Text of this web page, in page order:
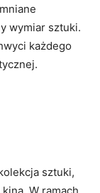
⁢wymiar sztuki.
każdego
sztuki,